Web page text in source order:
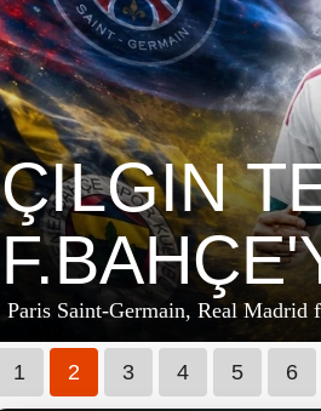
AYRILIK!
Fenerbahçe’nin yıldız ismi
1 2 3 4 5 6